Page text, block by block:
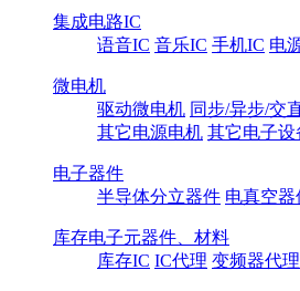
集成电路IC
语音IC 音乐IC 手机IC 电
微电机
驱动微电机 同步/异步/交
其它电源电机 其它电子
电子器件
半导体分立器件 电真空器
库存电子元器件、材料
库存IC IC代理 变频器代理